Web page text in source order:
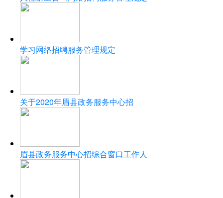
学习网络招聘服务管理规定
关于2020年眉县政务服务中心招
眉县政务服务中心招综合窗口工作人